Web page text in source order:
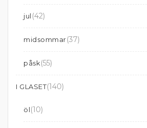
jul (42)
midsommar(37)
påsk(55)
I GLASET(140)
öl(10)